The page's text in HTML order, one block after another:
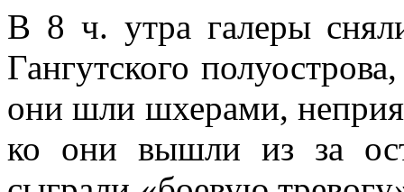
В 8 ч. утра галеры
Гангутского
они шли шхе­рами,
ко они вышли из за